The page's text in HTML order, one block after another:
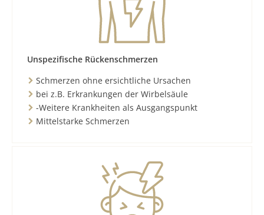
Unspezifische Rückenschmerzen
Schmerzen ohne ersichtliche Ursachen
bei z.B. Erkrankungen der Wirbelsäule
-Weitere Krankheiten als Ausgangspunkt
Mittelstarke Schmerzen